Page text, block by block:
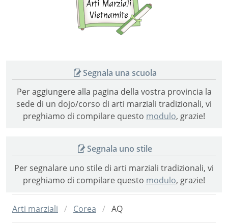
marziali
Segnala una scuola
Per aggiungere alla pagina della vostra provincia la
sede di un dojo/corso di arti marziali tradizionali, vi
preghiamo di compilare questo modulo, grazie!
Segnala uno stile
Per segnalare uno stile di arti marziali tradizionali, vi
preghiamo di compilare questo modulo, grazie!
Arti marziali Corea AQ